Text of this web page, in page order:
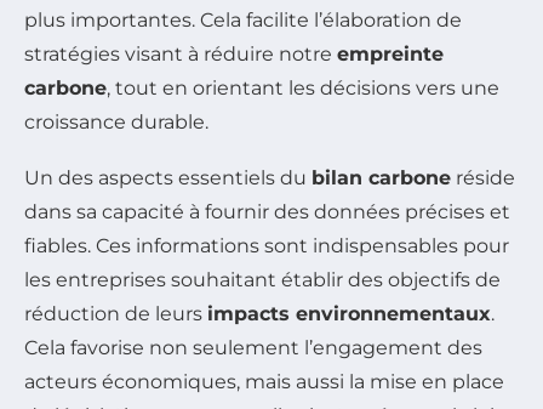
plus importantes. Cela facilite l’élaboration de
stratégies visant à réduire notre empreinte
carbone, tout en orientant les décisions vers une
croissance durable.
Un des aspects essentiels du bilan carbone réside
dans sa capacité à fournir des données précises et
fiables. Ces informations sont indispensables pour
les entreprises souhaitant établir des objectifs de
réduction de leurs impacts environnementaux.
Cela favorise non seulement l’engagement des
acteurs économiques, mais aussi la mise en place